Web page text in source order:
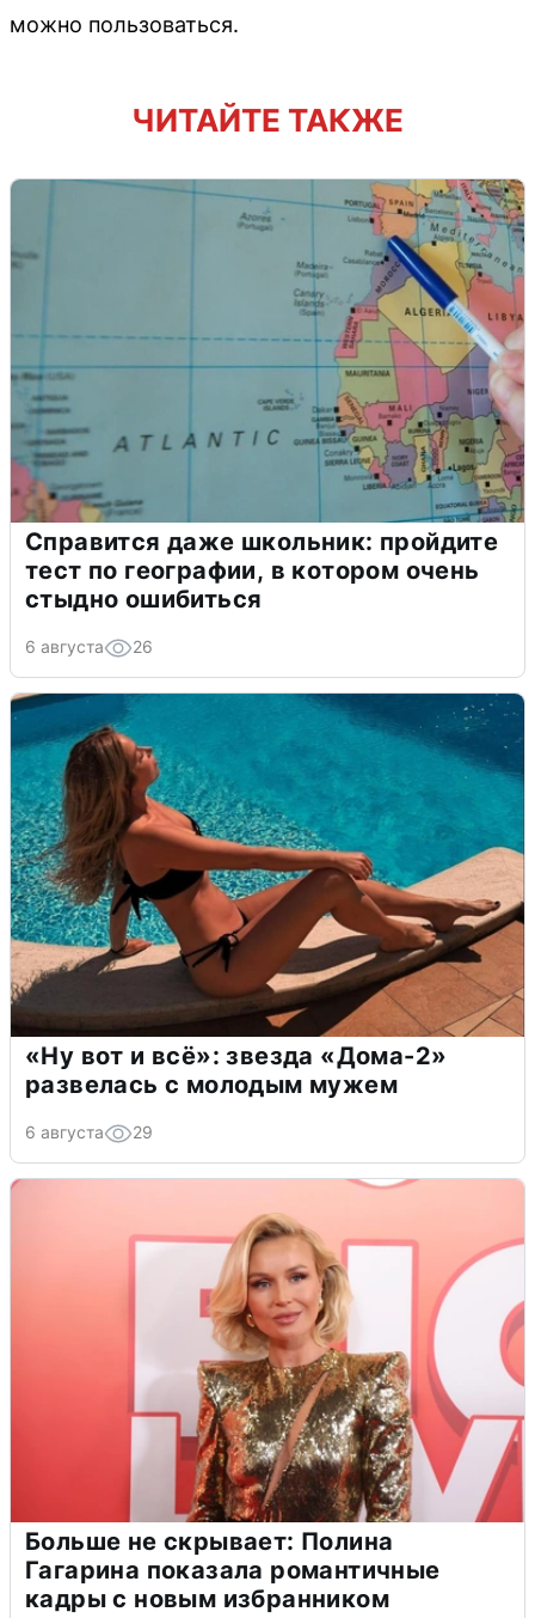
можно пользоваться.
ЧИТАЙТЕ ТАКЖЕ
Справится даже школьник: пройдите
тест по географии, в котором очень
стыдно ошибиться
6 августа 26
«Ну вот и всё»: звезда «Дома-2»
развелась с молодым мужем
6 августа 29
Больше не скрывает: Полина
Гагарина показала романтичные
кадры с новым избранником